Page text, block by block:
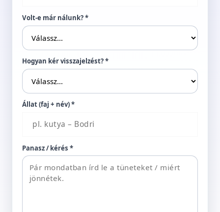
Volt-e már nálunk? *
Hogyan kér visszajelzést? *
Állat (faj + név) *
Panasz / kérés *